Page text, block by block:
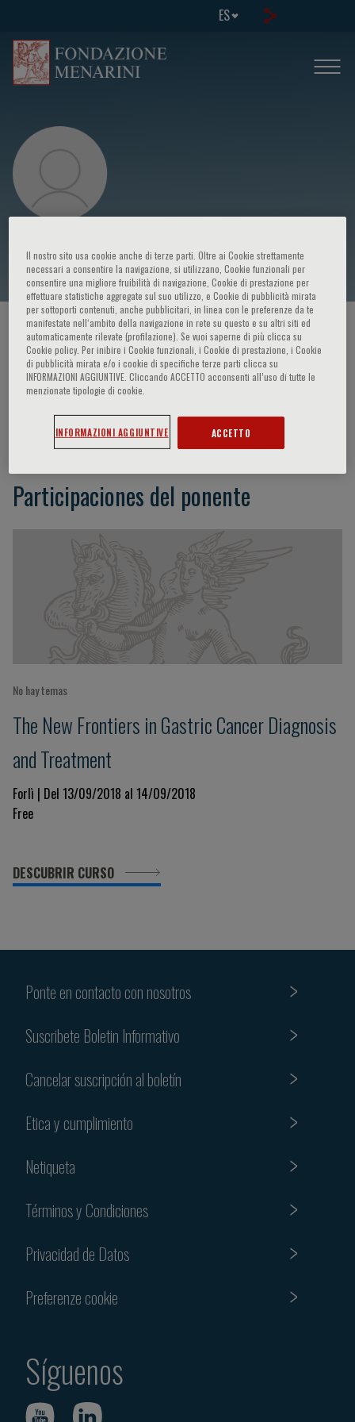
ES
Elisabetta Marino
HOME PAGE / CURSOS Y EVENTOS / ORADOR
Elisabetta Marino
Participaciones del ponente
No hay temas
The New Frontiers in Gastric Cancer Diagnosis
and Treatment
Forlì | Del 13/09/2018 al 14/09/2018
Free
DESCUBRIR CURSO
Ponte en contacto con nosotros
Suscribete Boletin Informativo
Cancelar suscripción al boletín
Etica y cumplimiento
Netiqueta
Términos y Condiciones
Privacidad de Datos
Preferenze cookie
Síguenos
Il nostro sito usa cookie anche di terze parti. Oltre ai Cookie strettamente
necessari a consentire la navigazione, si utilizzano, Cookie funzionali per
consentire una migliore fruibilità di navigazione, Cookie di prestazione per
effettuare statistiche aggregate sul suo utilizzo, e Cookie di pubblicità mirata
per sottoporti contenuti, anche pubblicitari, in linea con le preferenze da te
manifestate nell‘ambito della navigazione in rete su questo e su altri siti ed
automaticamente rilevate (profilazione). Se vuoi saperne di più clicca su
Cookie policy. Per inibire i Cookie funzionali, i Cookie di prestazione, i Cookie
di pubblicità mirata e/o i cookie di specifiche terze parti clicca su
INFORMAZIONI AGGIUNTIVE. Cliccando ACCETTO acconsenti all’uso di tutte le
menzionate tipologie di cookie.
INFORMAZIONI AGGIUNTIVE ACCETTO